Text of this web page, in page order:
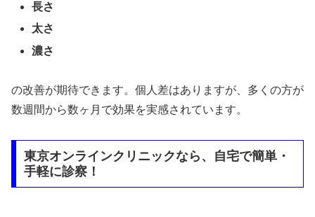
長さ
太さ
濃さ
の改善が期待できます。個人差はありますが、多くの方が
数週間から数ヶ月で効果を実感されています。
東京オンラインクリニックなら、自宅で簡単・
手軽に診察！